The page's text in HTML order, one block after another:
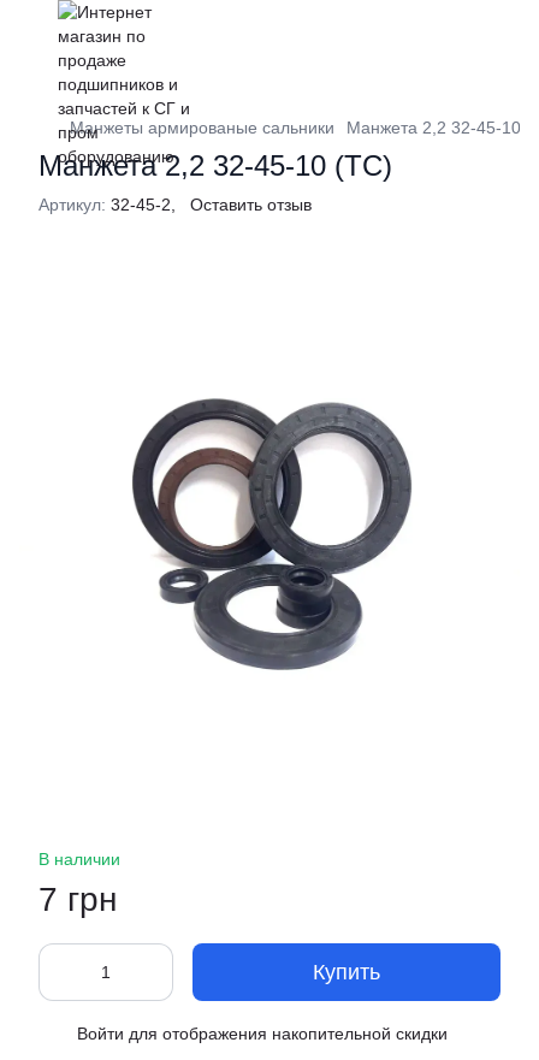
Манжеты армированые сальники Манжета 2,2 32-45-10
Манжета 2,2 32-45-10 (ТС)
Артикул: 32-45-2, Оставить отзыв
В наличии
7 грн
Купить
Войти для отображения накопительной скидки